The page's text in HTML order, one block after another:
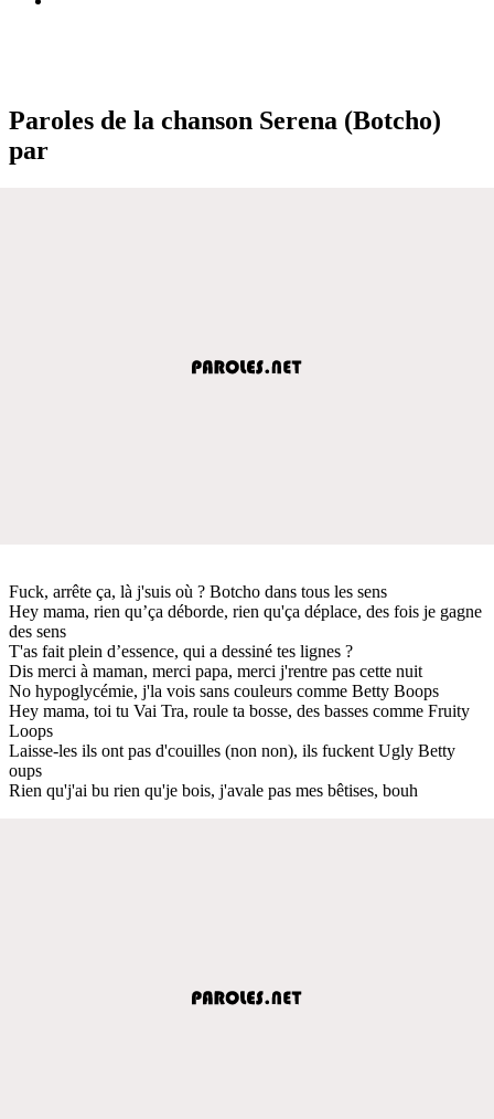
Paroles de la chanson Serena (Botcho)
par
Fuck, arrête ça, là j'suis où ? Botcho dans tous les sens
Hey mama, rien qu’ça déborde, rien qu'ça déplace, des fois je gagne
des sens
T'as fait plein d’essence, qui a dessiné tes lignes ?
Dis merci à maman, merci papa, merci j'rentre pas cette nuit
No hypoglycémie, j'la vois sans couleurs comme Betty Boops
Hey mama, toi tu Vai Tra, roule ta bosse, des basses comme Fruity
Loops
Laisse-les ils ont pas d'couilles (non non), ils fuckent Ugly Betty
oups
Rien qu'j'ai bu rien qu'je bois, j'avale pas mes bêtises, bouh